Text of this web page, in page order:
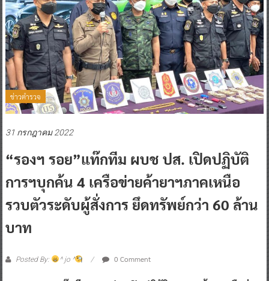
ข่าวตำรวจ
31 กรกฎาคม 2022
“รองฯ รอย”แท๊กทีม ผบช ปส. เปิดปฏิบัติ
การฯบุกค้น 4 เครือข่ายค้ายาฯภาคเหนือ
รวบตัวระดับผู้สั่งการ ยึดทรัพย์กว่า 60 ล้าน
บาท
Posted By:
“รองฯ รอย”แท๊กทีม ผบช ปส. เปิดปฏิบัติการฯบุกค้น 4 เครือข่าย